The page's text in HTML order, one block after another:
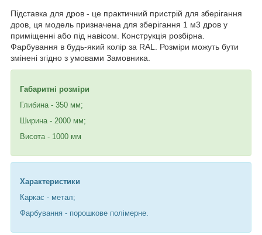
Підставка для дров - це практичний пристрій для зберігання
дров, ця модель призначена для зберігання 1 м3 дров у
приміщенні або під навісом. Конструкція розбірна.
Фарбування в будь-який колір за RAL. Розміри можуть бути
змінені згідно з умовами Замовника.
Габаритні розміри
Глибина - 350 мм;
Ширина - 2000 мм;
Висота - 1000 мм
Характеристики
Каркас - метал;
Фарбування - порошкове полімерне.